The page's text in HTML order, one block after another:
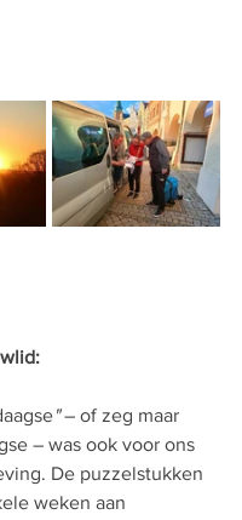
" – of zeg maar
– was ook voor ons
De puzzelstukken
weken aan